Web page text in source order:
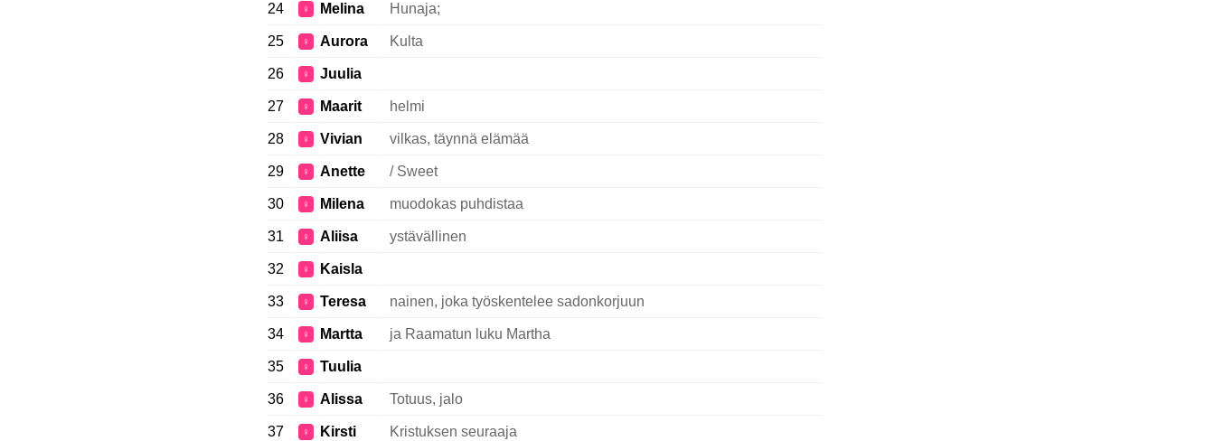
24 ♀ Melina Hunaja;
25 ♀ Aurora Kulta
26 ♀ Juulia
27 ♀ Maarit helmi
28 ♀ Vivian vilkas, täynnä elämää
29 ♀ Anette / Sweet
30 ♀ Milena muodokas puhdistaa
31 ♀ Aliisa ystävällinen
32 ♀ Kaisla
33 ♀ Teresa nainen, joka työskentelee sadonkorjuun
34 ♀ Martta ja Raamatun luku Martha
35 ♀ Tuulia
36 ♀ Alissa Totuus, jalo
37 ♀ Kirsti Kristuksen seuraaja